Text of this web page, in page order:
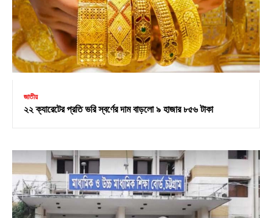
জাতীয়
২২ ক্যারেটের প্রতি ভরি স্বর্ণের দাম বাড়লো ৯ হাজার ৮৫৬ টাকা